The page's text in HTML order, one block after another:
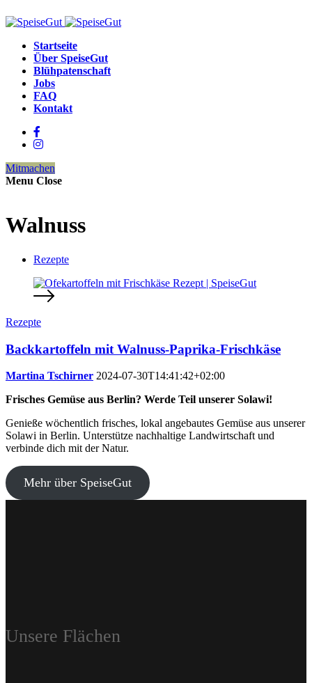
Startseite
Über SpeiseGut
Blühpatenschaft
Jobs
FAQ
Kontakt
Mitmachen
Menu Close
Walnuss
Rezepte
Rezepte
Backkartoffeln mit Walnuss-Paprika-Frischkäse
Martina Tschirner 2024-07-30T14:41:42+02:00
Frisches Gemüse aus Berlin? Werde Teil unserer Solawi!
Genieße wöchentlich frisches, lokal angebautes Gemüse aus unserer
Solawi in Berlin. Unterstütze nachhaltige Landwirtschaft und
verbinde dich mit der Natur.
Mehr über SpeiseGut
Unsere Flächen